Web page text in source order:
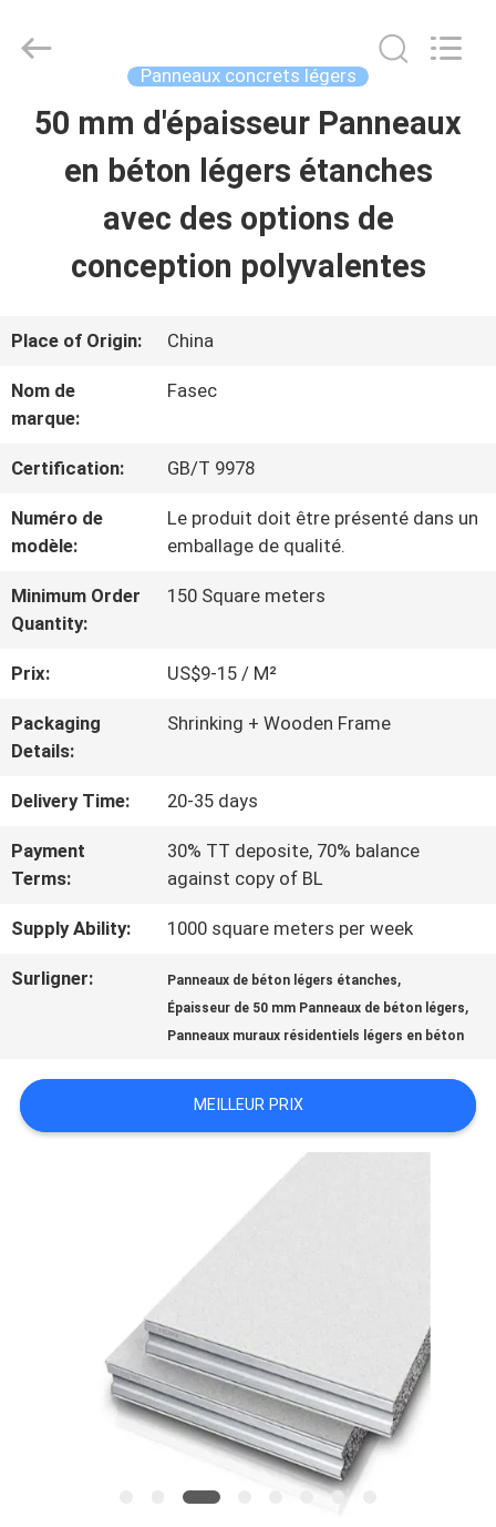
MAISON
PRODUITS
SUJET
DE
NOUS
VISITE
D'USINE
CONTRÔLE
DE
QUALITÉ
CONTACTEZ-
NOUS
NOUVELLES
DEMANDEZ
Hangzhou
Panneaux concrets légers
50 mm d'épaisseur Panneaux
en béton légers étanches
avec des options de
conception polyvalentes
Place of Origin: China
Nom de
marque:
Fasec
Certification: GB/T 9978
Numéro de
modèle:
Le produit doit être présenté dans un
emballage de qualité.
Minimum Order
Quantity:
150 Square meters
Prix: US$9-15 / M²
Packaging
Details:
Shrinking + Wooden Frame
Delivery Time: 20-35 days
Payment
Terms:
30% TT deposite, 70% balance
against copy of BL
Supply Ability: 1000 square meters per week
Surligner: Panneaux de béton légers étanches,
Épaisseur de 50 mm Panneaux de béton légers,
Panneaux muraux résidentiels légers en béton
MEILLEUR PRIX